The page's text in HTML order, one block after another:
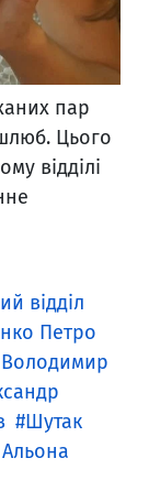
пар
Цього
відділі
відділ
Петро
Шутак